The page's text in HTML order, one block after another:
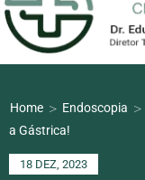
Home > Endoscopia >
a Gástrica!
18 DEZ, 2023